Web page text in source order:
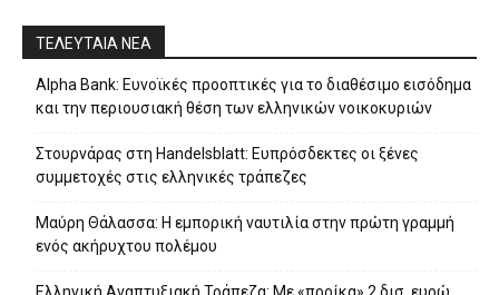
ΤΕΛΕΥΤΑΙΑ ΝΕΑ
Alpha Bank: Ευνοϊκές προοπτικές για το διαθέσιμο εισόδημα
και την περιουσιακή θέση των ελληνικών νοικοκυριών
Στουρνάρας στη Handelsblatt: Ευπρόσδεκτες οι ξένες
συμμετοχές στις ελληνικές τράπεζες
Μαύρη Θάλασσα: Η εμπορική ναυτιλία στην πρώτη γραμμή
ενός ακήρυχτου πολέμου
Ελληνική Αναπτυξιακή Τράπεζα: Με «προίκα» 2 δισ. ευρώ